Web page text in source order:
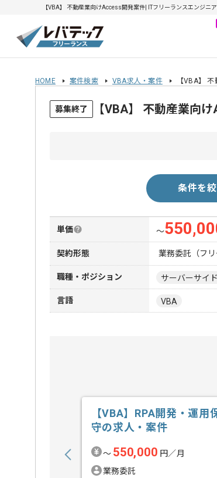
【VBA】 不動産業向けAccess開発案件| ITフリーランスエンジ
HOME 案件検索 VBA求人・案件 【VBA】
募集終了 【VBA】 不動産業向
条件を
単価 〜
契約形態 業務委託（フリ
職種・ポジション サーバーサイ
言語 VBA
【VBA】RPA開発・運用
守の求人・案件
〜 550,000 円／月
業務委託